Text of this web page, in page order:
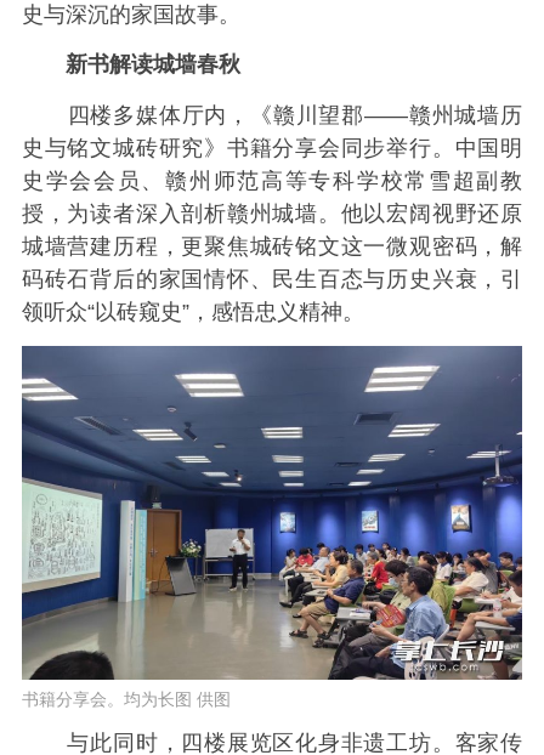
史与深沉的家国故事。
新书解读城墙春秋
四楼多媒体厅内，《赣川望郡——赣州城墙历
史与铭文城砖研究》书籍分享会同步举行。中国明
史学会会员、赣州师范高等专科学校常雪超副教
授，为读者深入剖析赣州城墙。他以宏阔视野还原
城墙营建历程，更聚焦城砖铭文这一微观密码，解
码砖石背后的家国情怀、民生百态与历史兴衰，引
领听众“以砖窥史”，感悟忠义精神。
书籍分享会。均为长图 供图
与此同时，四楼展览区化身非遗工坊。客家传